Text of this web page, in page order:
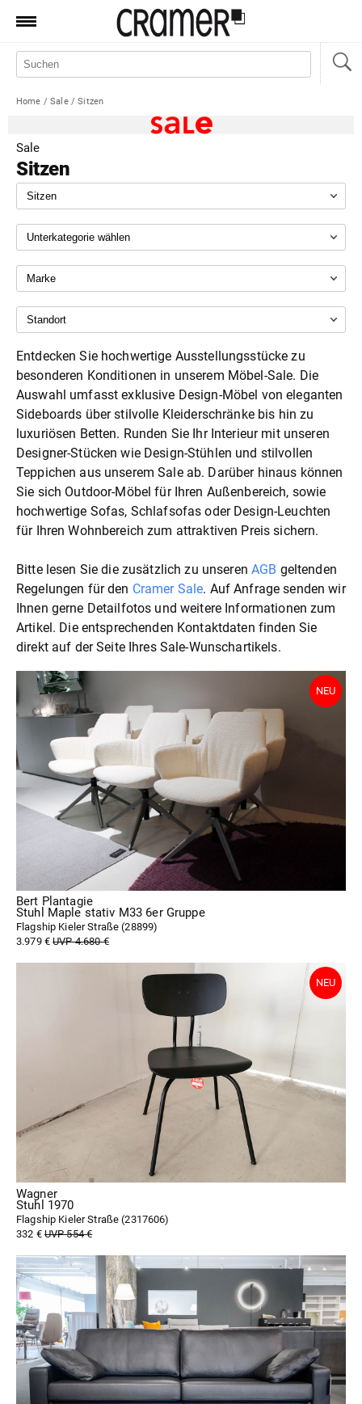
Produkte
Aktionen
News
Sale
Standorte
Service
Shop
Home / Sale/ Sitzen
Sale
Sitzen
Entdecken Sie hochwertige Ausstellungsstücke zu
besonderen Konditionen in unserem Möbel-Sale. Die
Auswahl umfasst exklusive Design-Möbel von eleganten
Sideboards über stilvolle Kleiderschränke bis hin zu
luxuriösen Betten. Runden Sie Ihr Interieur mit unseren
Designer-Stücken wie Design-Stühlen und stilvollen
Teppichen aus unserem Sale ab. Darüber hinaus können
Sie sich Outdoor-Möbel für Ihren Außenbereich, sowie
hochwertige Sofas, Schlafsofas oder Design-Leuchten
für Ihren Wohnbereich zum attraktiven Preis sichern.
Bitte lesen Sie die zusätzlich zu unserenAGB geltenden
Regelungen für den Cramer Sale. Auf Anfrage senden wir
Ihnen gerne Detailfotos und weitere Informationen zum
Artikel. Die entsprechenden Kontaktdaten finden Sie
direkt auf der Seite Ihres Sale-Wunschartikels.
Bert Plantagie
Stuhl Maple stativ M33 6er Gruppe
Flagship Kieler Straße (28899)
3.979 €UVP 4.680 €
Wagner
Stuhl 1970
Flagship Kieler Straße (2317606)
332 €UVP 554 €